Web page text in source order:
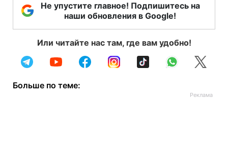
Не упустите главное! Подпишитесь на
наши обновления в Google!
Или читайте нас там, где вам удобно!
Больше по теме: